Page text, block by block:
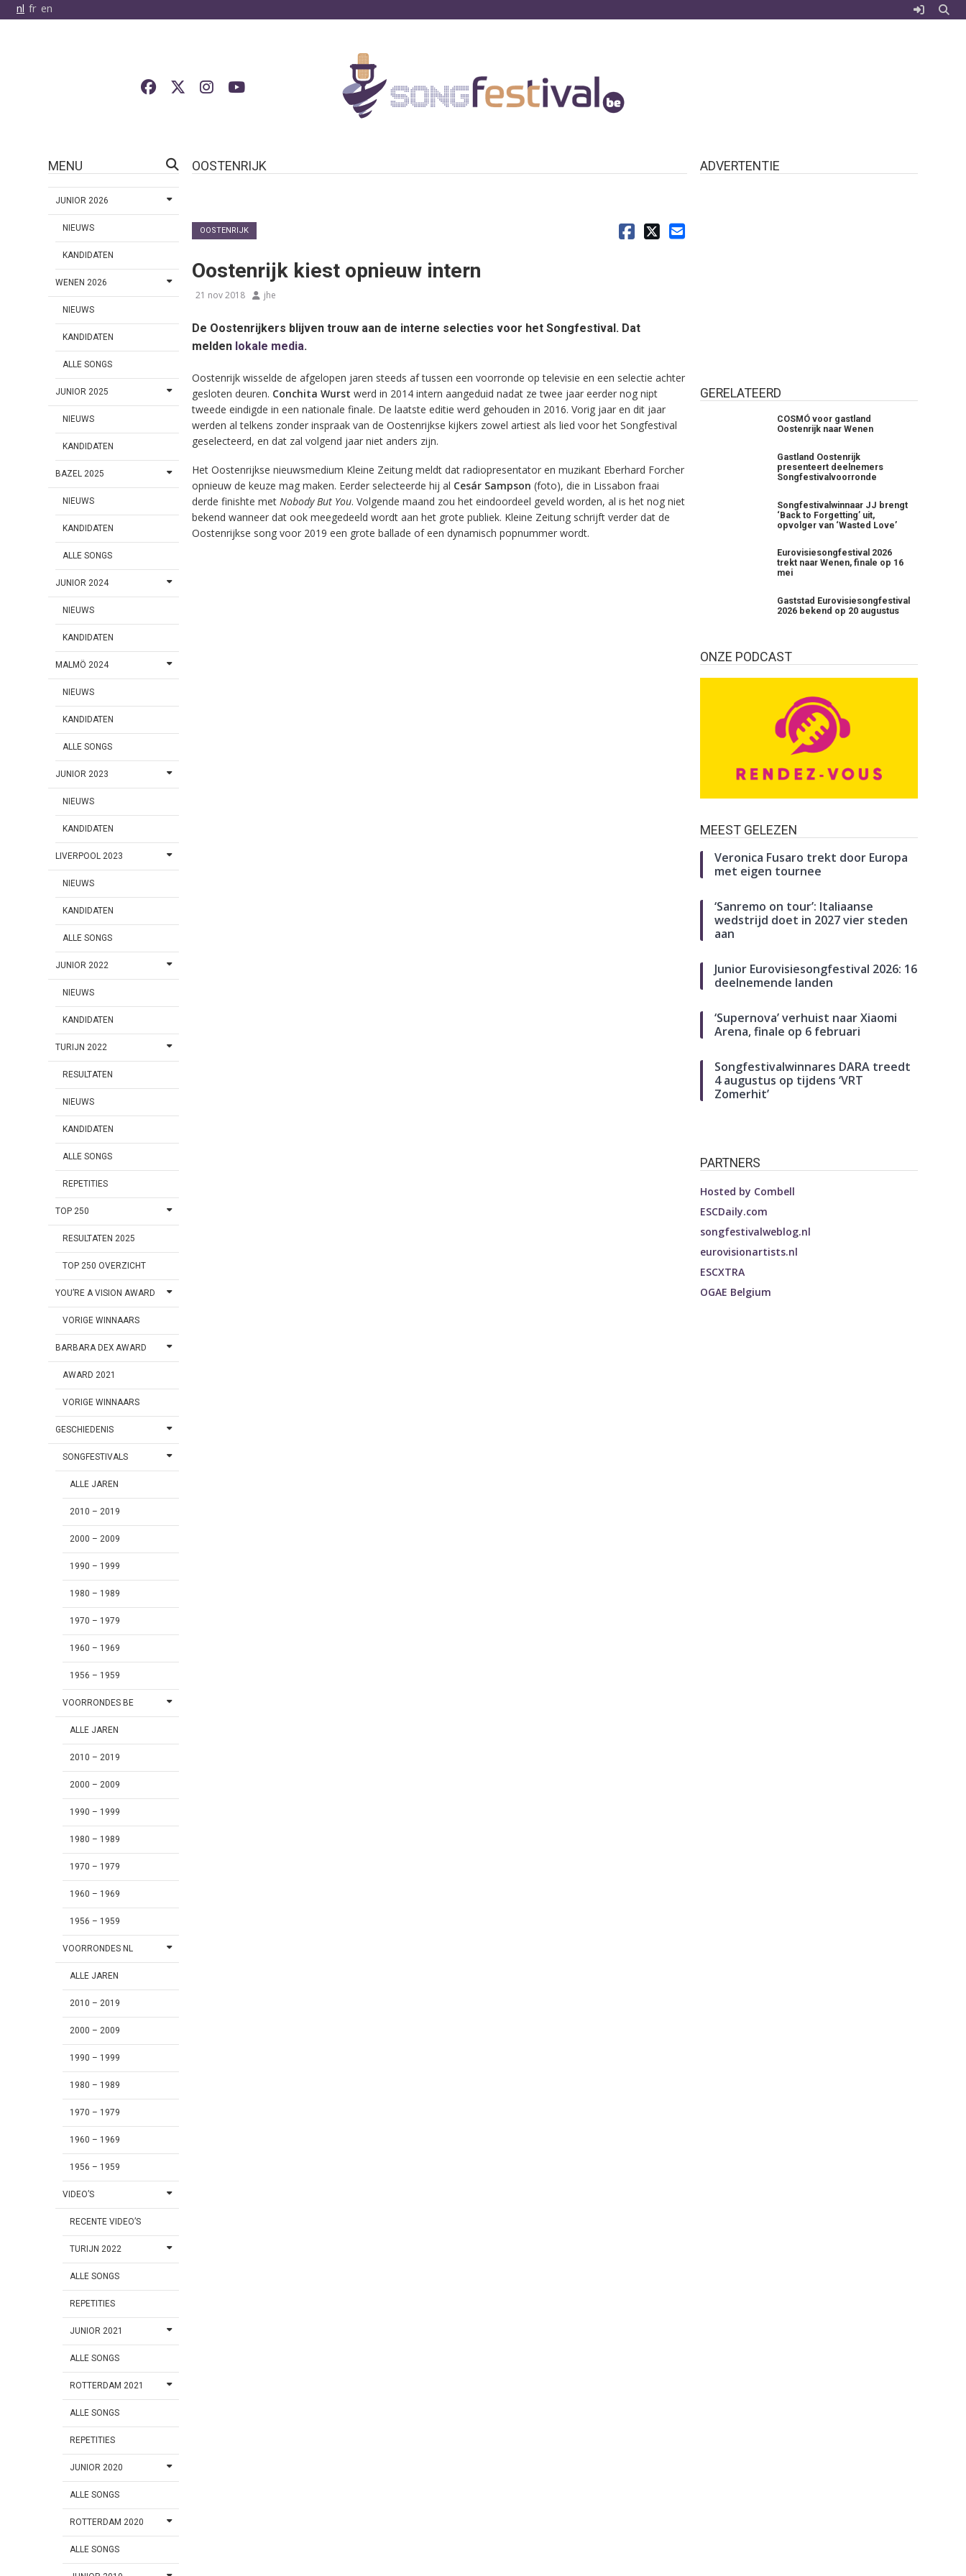
nl fr en
MENU
JUNIOR 2026
NIEUWS
KANDIDATEN
WENEN 2026
NIEUWS
KANDIDATEN
ALLE SONGS
JUNIOR 2025
NIEUWS
KANDIDATEN
BAZEL 2025
NIEUWS
KANDIDATEN
ALLE SONGS
JUNIOR 2024
NIEUWS
KANDIDATEN
MALMÖ 2024
NIEUWS
KANDIDATEN
ALLE SONGS
JUNIOR 2023
NIEUWS
KANDIDATEN
LIVERPOOL 2023
NIEUWS
KANDIDATEN
ALLE SONGS
JUNIOR 2022
NIEUWS
KANDIDATEN
TURIJN 2022
RESULTATEN
NIEUWS
KANDIDATEN
ALLE SONGS
REPETITIES
TOP 250
RESULTATEN 2025
TOP 250 OVERZICHT
YOU’RE A VISION AWARD
VORIGE WINNAARS
BARBARA DEX AWARD
AWARD 2021
VORIGE WINNAARS
GESCHIEDENIS
SONGFESTIVALS
ALLE JAREN
2010 – 2019
2000 – 2009
1990 – 1999
1980 – 1989
1970 – 1979
1960 – 1969
1956 – 1959
VOORRONDES BE
ALLE JAREN
2010 – 2019
2000 – 2009
1990 – 1999
1980 – 1989
1970 – 1979
1960 – 1969
1956 – 1959
VOORRONDES NL
ALLE JAREN
2010 – 2019
2000 – 2009
1990 – 1999
1980 – 1989
1970 – 1979
1960 – 1969
1956 – 1959
VIDEO’S
RECENTE VIDEO’S
TURIJN 2022
ALLE SONGS
REPETITIES
JUNIOR 2021
ALLE SONGS
ROTTERDAM 2021
ALLE SONGS
REPETITIES
JUNIOR 2020
ALLE SONGS
ROTTERDAM 2020
ALLE SONGS
OOSTENRIJK
OOSTENRIJK
Oostenrijk kiest opnieuw intern
21 nov 2018 jhe
De Oostenrijkers blijven trouw aan de interne selecties voor het Songfestival. Dat
melden lokale media.
Oostenrijk wisselde de afgelopen jaren steeds af tussen een voorronde op televisie en een selectie achter
gesloten deuren. Conchita Wurst werd in 2014 intern aangeduid nadat ze twee jaar eerder nog nipt
tweede eindigde in een nationale finale. De laatste editie werd gehouden in 2016. Vorig jaar en dit jaar
werden al telkens zonder inspraak van de Oostenrijkse kijkers zowel artiest als lied voor het Songfestival
geselecteerd, en dat zal volgend jaar niet anders zijn.
Het Oostenrijkse nieuwsmedium Kleine Zeitung meldt dat radiopresentator en muzikant Eberhard Forcher
opnieuw de keuze mag maken. Eerder selecteerde hij al Cesár Sampson (foto), die in Lissabon fraai
derde finishte met Nobody But You. Volgende maand zou het eindoordeel geveld worden, al is het nog niet
bekend wanneer dat ook meegedeeld wordt aan het grote publiek. Kleine Zeitung schrijft verder dat de
Oostenrijkse song voor 2019 een grote ballade of een dynamisch popnummer wordt.
ADVERTENTIE
GERELATEERD
COSMÓ voor gastland
Oostenrijk naar Wenen
Gastland Oostenrijk
presenteert deelnemers
Songfestivalvoorronde
Songfestivalwinnaar JJ brengt
‘Back to Forgetting’ uit,
opvolger van ‘Wasted Love’
Eurovisiesongfestival 2026
trekt naar Wenen, finale op 16
mei
Gaststad Eurovisiesongfestival
2026 bekend op 20 augustus
ONZE PODCAST
MEEST GELEZEN
Veronica Fusaro trekt door Europa
met eigen tournee
‘Sanremo on tour’: Italiaanse
wedstrijd doet in 2027 vier steden
aan
Junior Eurovisiesongfestival 2026: 16
deelnemende landen
‘Supernova’ verhuist naar Xiaomi
Arena, finale op 6 februari
Songfestivalwinnares DARA treedt
4 augustus op tijdens ‘VRT
Zomerhit’
PARTNERS
Hosted by Combell
ESCDaily.com
songfestivalweblog.nl
eurovisionartists.nl
ESCXTRA
OGAE Belgium